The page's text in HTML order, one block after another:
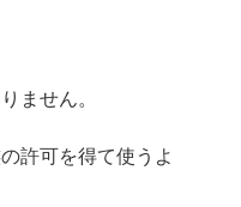
ません。
許可を得て使うよ